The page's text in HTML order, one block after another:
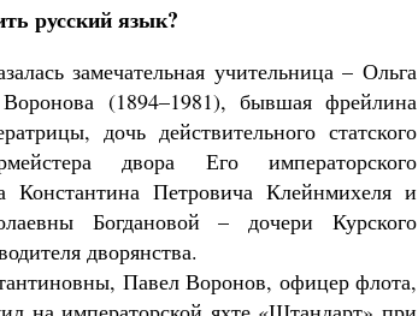
русский язык?
замечательная учительница – Ольга
Воронова (1894–1981), бывшая фрейлина
дочь действительного статского
двора Его императорского
Константина Петровича Клейнмихеля и
Богдановой – дочери Курского
дворянства.
Павел Воронов, офицер флота,